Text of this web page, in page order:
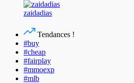
zaidadias
Tendances !
#buy
#cheap
#fairplay
#mmoexp
#mlb